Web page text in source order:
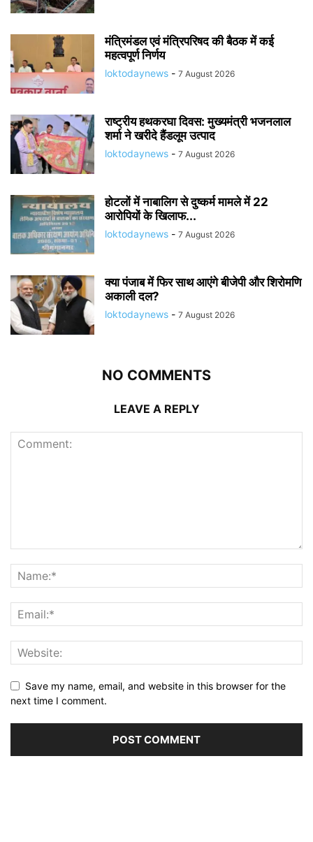
मंत्रिमंडल एवं मंत्रिपरिषद की बैठक में कई
महत्वपूर्ण निर्णय
loktodaynews - 7 August 2026
राष्ट्रीय हथकरघा दिवस: मुख्यमंत्री भजनलाल
शर्मा ने खरीदे हैंडलूम उत्पाद
loktodaynews - 7 August 2026
होटलों में नाबालिग से दुष्कर्म मामले में 22
आरोपियों के खिलाफ...
loktodaynews - 7 August 2026
क्या पंजाब में फिर साथ आएंगे बीजेपी और शिरोमणि
अकाली दल?
loktodaynews - 7 August 2026
NO COMMENTS
LEAVE A REPLY
Save my name, email, and website in this browser for the
next time I comment.